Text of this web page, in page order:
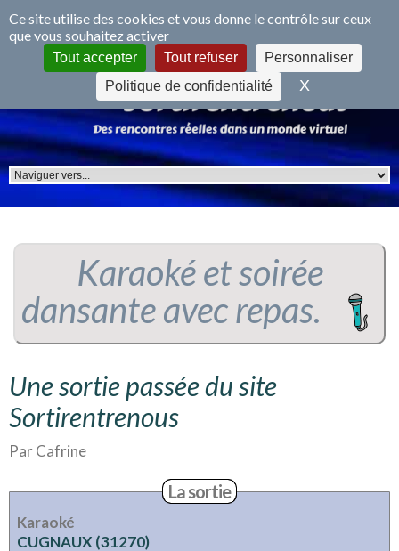
Karaoké et soirée
dansante avec repas.
Une sortie passée du site
Sortirentrenous
Par Cafrine
La sortie
Karaoké
CUGNAUX (31270)
Ce site utilise des cookies et vous donne le contrôle sur ceux
que vous souhaitez activer
Tout accepter Tout refuser
Personnaliser
Politique de confidentialité
XMasquer le